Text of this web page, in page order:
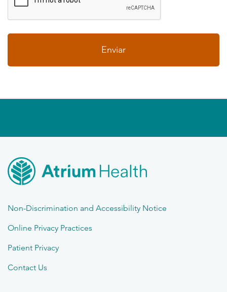
Non-Discrimination and Accessibility Notice
Online Privacy Practices
Patient Privacy
Contact Us